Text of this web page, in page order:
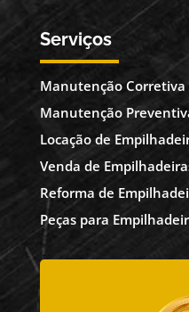
Serviços
Manutenção Corretiva
Manutenção
Locação de
Venda de
Reforma de
Peças para